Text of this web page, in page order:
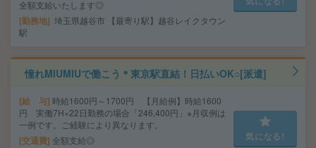
全額支給いたします◎
勤務地 埼玉県越谷市 【最寄り駅】越谷レイクタウン
駅
憧れMIUMIUで働こう＊東京駅直結！日払いOK○[派遣]
給 与 時給1600円～1700円 【月給例】時給1600
円 実働7H×22日勤務の場合「246,400円」※月収例は
一例です。ご経験により異なります。
交通費 全額支給◎ 気になる!